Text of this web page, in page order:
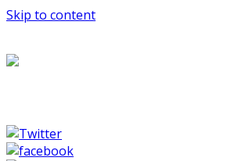
Skip to content